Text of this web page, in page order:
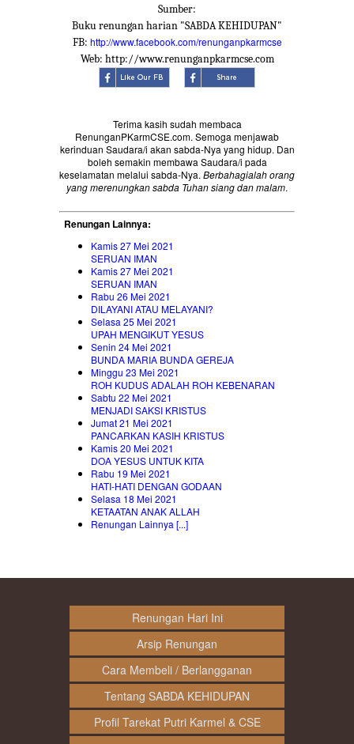
Sumber:
Buku renungan harian "SABDA KEHIDUPAN"
FB: http://www.facebook.com/renunganpkarmcse
Web: http://www.renunganpkarmcse.com
Terima kasih sudah membaca
RenunganPKarmCSE.com. Semoga menjawab
kerinduan Saudara/i akan sabda-Nya yang hidup. Dan
boleh semakin membawa Saudara/i pada
keselamatan melalui sabda-Nya. Berbahagialah orang
yang merenungkan sabda Tuhan siang dan malam.
Renungan Lainnya:
Kamis 27 Mei 2021
SERUAN IMAN
Kamis 27 Mei 2021
SERUAN IMAN
Rabu 26 Mei 2021
DILAYANI ATAU MELAYANI?
Selasa 25 Mei 2021
UPAH MENGIKUT YESUS
Senin 24 Mei 2021
BUNDA MARIA BUNDA GEREJA
Minggu 23 Mei 2021
ROH KUDUS ADALAH ROH KEBENARAN
Sabtu 22 Mei 2021
MENJADI SAKSI KRISTUS
Jumat 21 Mei 2021
PANCARKAN KASIH KRISTUS
Kamis 20 Mei 2021
DOA YESUS UNTUK KITA
Rabu 19 Mei 2021
HATI-HATI DENGAN GODAAN
Selasa 18 Mei 2021
KETAATAN ANAK ALLAH
Renungan Lainnya [...]
Renungan Hari Ini
Arsip Renungan
Cara Membeli / Berlangganan
Tentang SABDA KEHIDUPAN
Profil Tarekat Putri Karmel & CSE